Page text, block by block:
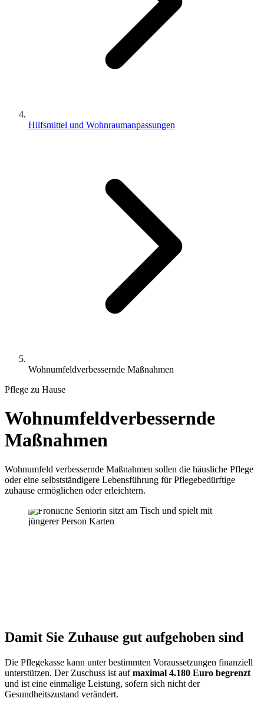
Hilfsmittel und Wohnraumanpassungen
Wohnumfeldverbessernde Maßnahmen
Pflege zu Hause
Wohnumfeldverbessernde
Maßnahmen
Wohnumfeld verbessernde Maßnahmen sollen die häusliche Pflege
oder eine selbstständigere Lebensführung für Pflegebedürftige
zuhause ermöglichen oder erleichtern.
Damit Sie Zuhause gut aufgehoben sind
Die Pflegekasse kann unter bestimmten Voraussetzungen finanziell
unterstützen. Der Zuschuss ist aufmaximal 4.180 Euro begrenzt
und ist eine einmalige Leistung, sofern sich nicht der
Gesundheitszustand verändert.